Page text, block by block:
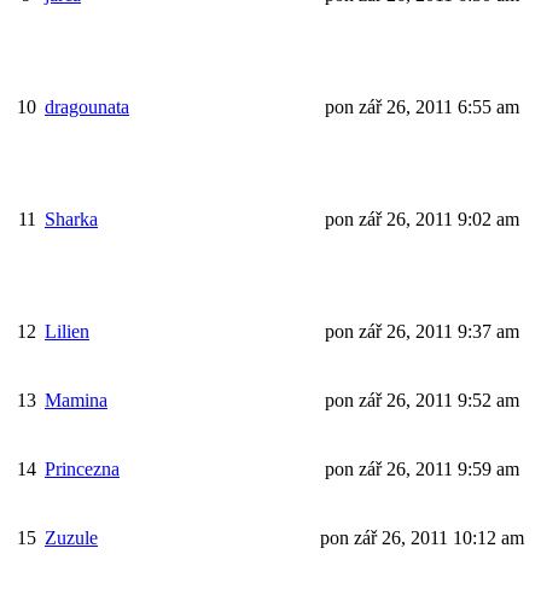
10 dragounata pon zář 26, 2011 6:55 am
11 Sharka pon zář 26, 2011 9:02 am
12 Lilien pon zář 26, 2011 9:37 am
13 Mamina pon zář 26, 2011 9:52 am
14 Princezna pon zář 26, 2011 9:59 am
15 Zuzule pon zář 26, 2011 10:12 am